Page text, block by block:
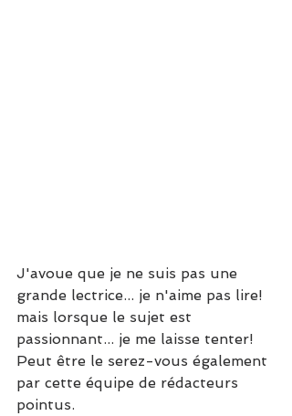
J'avoue que je ne suis pas une
grande lectrice... je n'aime pas lire!
mais lorsque le sujet est
passionnant... je me laisse tenter!
Peut être le serez-vous également
par cette équipe de rédacteurs
pointus.